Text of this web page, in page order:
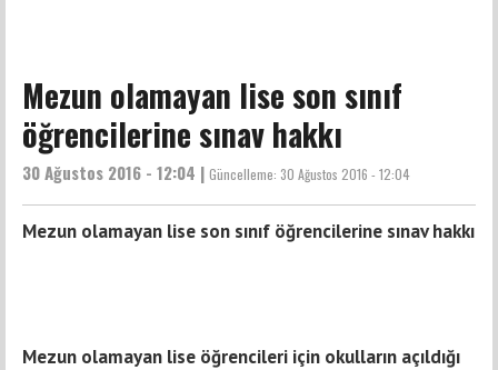
Mezun olamayan lise son sınıf
öğrencilerine sınav hakkı
30 Ağustos 2016 - 12:04 | Güncelleme: 30 Ağustos 2016 - 12:04
Mezun olamayan lise son sınıf öğrencilerine sınav hakkı
Mezun olamayan lise öğrencileri için okulların açıldığı